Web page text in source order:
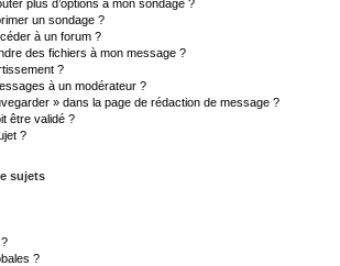
plus d’options à mon sondage ?
un sondage ?
à un forum ?
des fichiers à mon message ?
?
à un modérateur ?
» dans la page de rédaction de message ?
être validé ?
?
sujets
?